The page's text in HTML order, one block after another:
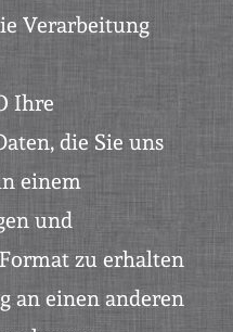
Verarbeitung
Ihre
die Sie uns
einem
und
zu erhalten
an einen anderen